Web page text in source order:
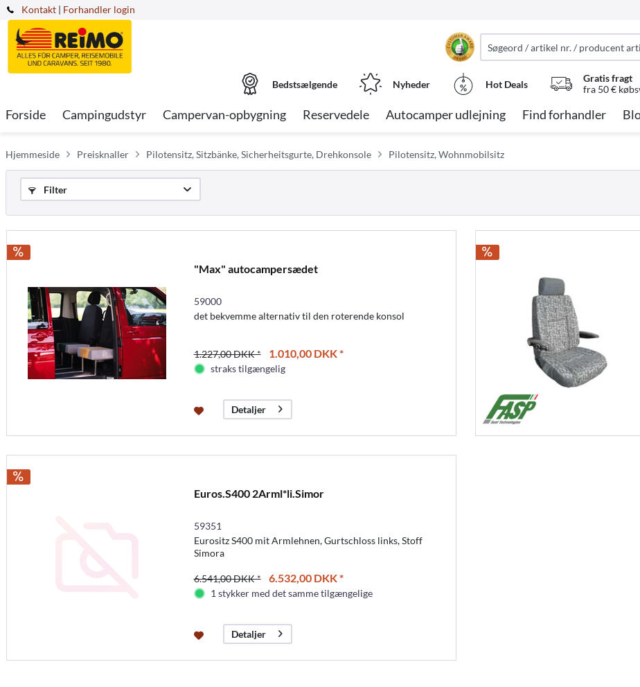
Kontakt | Forhandler login
Bedstsælgende Nyheder Hot Deals
Gratis fragt
fra 50 €
Forside Campingudstyr Campervan-opbygning Reservedele Autocamper udlejning Find forhandler
Hjemmeside Preisknaller Pilotensitz, Sitzbänke, Sicherheitsgurte, Drehkonsole Pilotensitz, Wohnmobilsitz
Filter
"Max" autocampersædet
59000
det bekvemme alternativ til den roterende konsol
1.227,00 DKK * 1.010,00 DKK *
straks tilgængelig
Detaljer
Euros.S400 2Arml*li.Simor
59351
Eurositz S400 mit Armlehnen, Gurtschloss links, Stoff
Simora
6.541,00 DKK * 6.532,00 DKK *
1 stykker med det samme tilgængelige
Detaljer